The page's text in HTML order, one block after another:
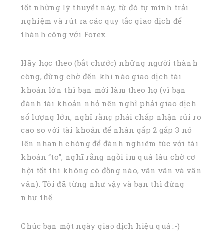
tốt những lý thuyết này, từ đó tự mình trải
nghiệm và rút ra các quy tắc giao dịch để
thành công với Forex.
Hãy học theo (bắt chước) những người thành
công, đừng chờ đến khi nào giao dịch tài
khoản lớn thì bạn mới làm theo họ (vì bạn
đánh tài khoản nhỏ nên nghĩ phải giao dịch
số lượng lớn, nghĩ rằng phải chấp nhận rủi ro
cao so với tài khoản để nhân gấp 2 gấp 3 nó
lên nhanh chóng để đánh nghiêm túc với tài
khoản “to”, nghĩ rằng ngồi im quá lâu chờ cơ
hội tốt thì không có đồng nào, vân vân và vân
vân). Tôi đã từng như vậy và bạn thì đừng
như thế.
Chúc bạn một ngày giao dịch hiệu quả :-)